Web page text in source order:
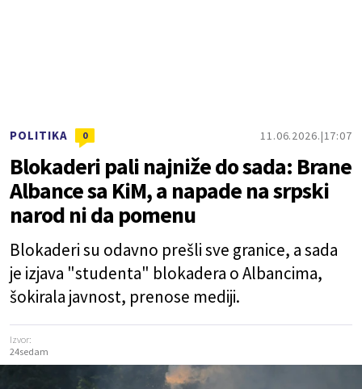
POLITIKA 0 11.06.2026. 17:07
Blokaderi pali najniže do sada: Brane
Albance sa KiM, a napade na srpski
narod ni da pomenu
Blokaderi su odavno prešli sve granice, a sada
je izjava "studenta" blokadera o Albancima,
šokirala javnost, prenose mediji.
Izvor:
24sedam